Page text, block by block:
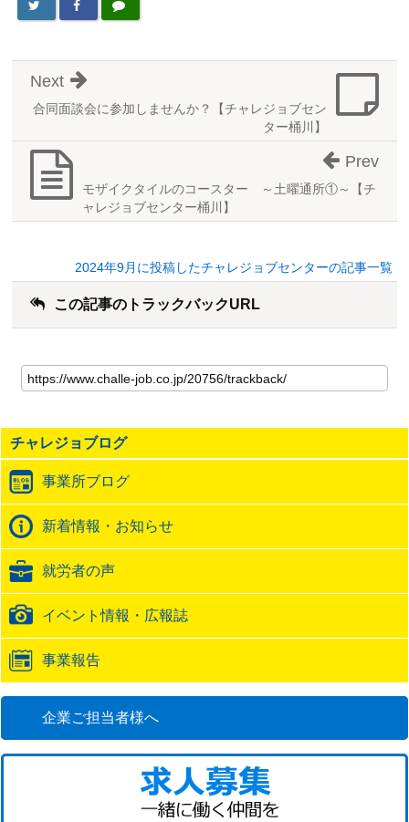
合同面談会に参加しませんか？【チャレジョブセン
ター桶川】
Next
モザイクタイルのコースター ～土曜通所①～【チ
ャレジョブセンター桶川】
Prev
2024年9月に投稿したチャレジョブセンターの記事一覧
この記事のトラックバックURL
の
記
の
ト
ッ
ク
バ
ッ
ク
URL
チャレジョブログ
事業所ブログ
新着情報・お知らせ
就労者の声
イベント情報・広報誌
事業報告
企業ご担当者様へ